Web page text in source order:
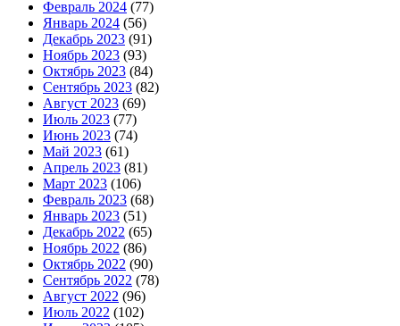
Февраль 2024 (77)
Январь 2024 (56)
Декабрь 2023 (91)
Ноябрь 2023 (93)
Октябрь 2023 (84)
Сентябрь 2023 (82)
Август 2023 (69)
Июль 2023 (77)
Июнь 2023 (74)
Май 2023 (61)
Апрель 2023 (81)
Март 2023 (106)
Февраль 2023 (68)
Январь 2023 (51)
Декабрь 2022 (65)
Ноябрь 2022 (86)
Октябрь 2022 (90)
Сентябрь 2022 (78)
Август 2022 (96)
Июль 2022 (102)